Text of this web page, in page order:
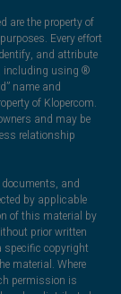
are the property of
Every effort
and attribute
including using ®
name and
of Klopercom.
and may be
relationship
and
by applicable
of this material by
prior written
specific copyright
material. Where
permission is